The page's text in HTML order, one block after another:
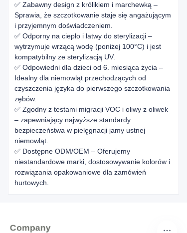
✅ Zabawny design z królikiem i marchewką –
Sprawia, że szczotkowanie staje się angażującym
i przyjemnym doświadczeniem.
✅ Odporny na ciepło i łatwy do sterylizacji –
wytrzymuje wrzącą wodę (poniżej 100°C) i jest
kompatybilny ze sterylizacją UV.
✅ Odpowiedni dla dzieci od 6. miesiąca życia –
Idealny dla niemowląt przechodzących od
czyszczenia języka do pierwszego szczotkowania
zębów.
✅ Zgodny z testami migracji VOC i oliwy z oliwek
– zapewniający najwyższe standardy
bezpieczeństwa w pielęgnacji jamy ustnej
niemowląt.
✅ Dostępne ODM/OEM – Oferujemy
niestandardowe marki, dostosowywanie kolorów i
rozwiązania opakowaniowe dla zamówień
hurtowych.
Company